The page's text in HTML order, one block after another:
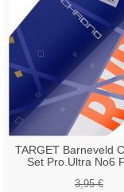
TARGET Barneveld
Set Pro.Ultra No6
3,95 €